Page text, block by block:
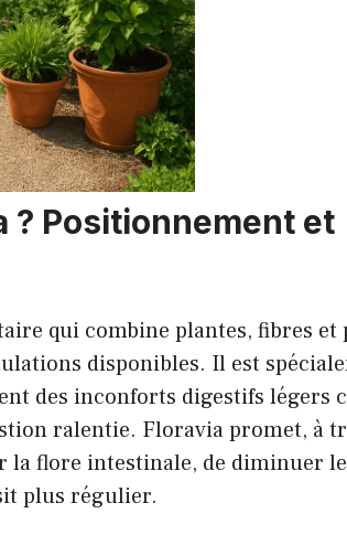
? Positionnement et
qui combine plantes, fibres et
disponibles. Il est
des inconforts digestifs légers
ralentie. Floravia promet, à
flore intestinale, de diminuer
plus régulier.